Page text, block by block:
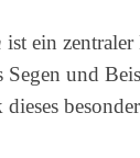
ist ein
und